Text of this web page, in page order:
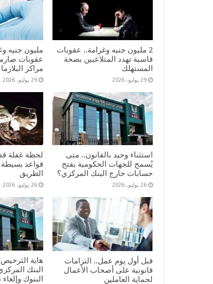
2 مليون جنيه وغرامة.. عقوبات
قاسية تهدد المتلاعبين بصحة
المستهلك
29 يوليو، 2026
مليون جنيه
عقوبات
مراكز البلازما
29 يوليو، 2026
استثناء وحيد بالقانون.. متى
يُسمح للجهات الحكومية بفتح
حسابات خارج البنك المركزي؟
26 يوليو، 2026
لحظة غفلة
قواعد بسيطة
الطريق
26 يوليو، 2026
قبل أول يوم عمل.. التزامات
قانونية على أصحاب الأعمال
لحماية العاملين
البنك
البنوك